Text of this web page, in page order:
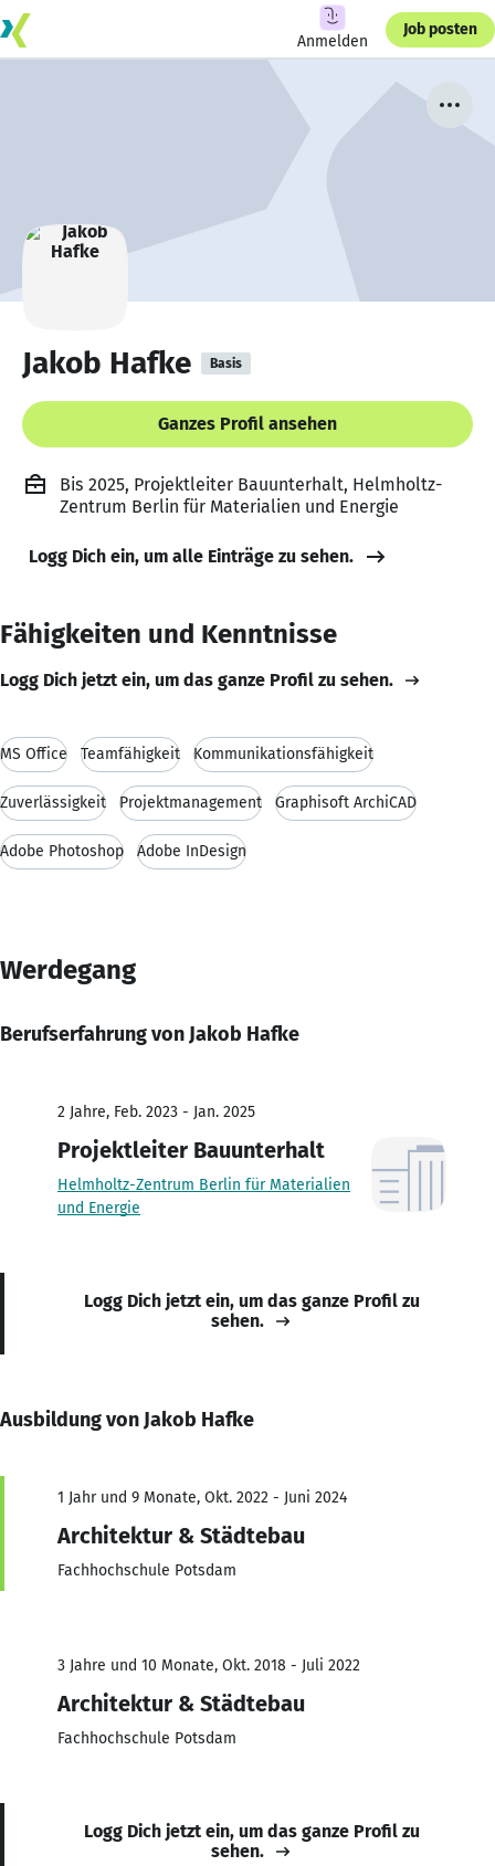
Anmelden
Job posten
Jakob Hafke Basis
Ganzes Profil ansehen
Bis 2025, Projektleiter Bauunterhalt, Helmholtz-
Zentrum Berlin für Materialien und Energie
Logg Dich ein, um alle Einträge zu sehen.
Fähigkeiten und Kenntnisse
Logg Dich jetzt ein, um das ganze Profil zu sehen.
MS Office Teamfähigkeit Kommunikationsfähigkeit
Zuverlässigkeit Projektmanagement Graphisoft ArchiCAD
Adobe Photoshop Adobe InDesign
Werdegang
Berufserfahrung von Jakob Hafke
2 Jahre, Feb. 2023 - Jan. 2025
Projektleiter Bauunterhalt
Helmholtz-Zentrum Berlin für Materialien
und Energie
Logg Dich jetzt ein, um das ganze Profil zu
sehen.
Ausbildung von Jakob Hafke
1 Jahr und 9 Monate, Okt. 2022 - Juni 2024
Architektur & Städtebau
Fachhochschule Potsdam
3 Jahre und 10 Monate, Okt. 2018 - Juli 2022
Architektur & Städtebau
Fachhochschule Potsdam
Logg Dich jetzt ein, um das ganze Profil zu
sehen.